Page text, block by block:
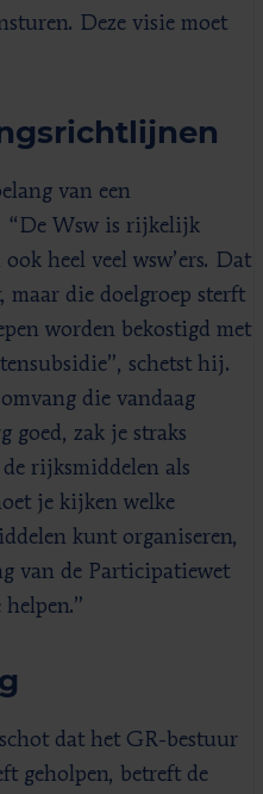
Deze visie moet
van een
“De Wsw is rijkelijk
heel veel wsw’ers. Dat
maar die doelgroep sterft
worden bekostigd met
schetst hij.
die vandaag
goed, zak je straks
rijksmiddelen als
je kijken welke
kunt organiseren,
van de Participatiewet
dat het GR-bestuur
geholpen, betreft de